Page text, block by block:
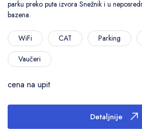
parku preko puta izvora Snežnik i u
bazena.
WiFi CAT Parking
Vaučeri
cena na upit
Detaljnije